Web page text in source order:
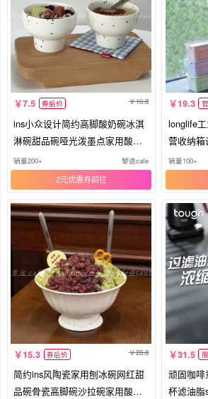
7.5 券后价 10.8
ins小众设计简约高脚酸奶碗冰淇
淋碗甜品碗哑光泼墨点家用酸奶
碗
销量200+ 黎途cafe
2元优惠券
19.3
longlife
营收纳箱
子
销量100+
15.3 券后价 20.8
简约ins风陶瓷家用刨冰碗网红甜
品碗骨瓷高脚碗沙拉碗家用酸奶
31.5
顽固咖啡
杯滤油脂